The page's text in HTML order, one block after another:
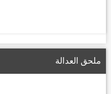
ملحق العدالة